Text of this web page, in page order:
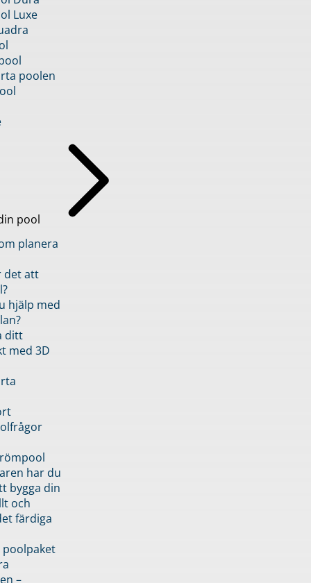
Luxe
poolen
pool
planera
det att
hjälp med
ditt
med 3D
har du
bygga din
och
färdiga
–